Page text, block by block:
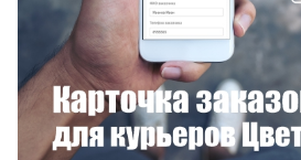
Смотреть проект